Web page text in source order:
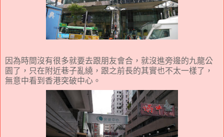
因為時間沒有很多就要去跟朋友會合，就沒進旁邊的九龍公
園了，只在附近巷子亂繞，跟之前長的其實也不太一樣了，
無意中看到香港突破中心。